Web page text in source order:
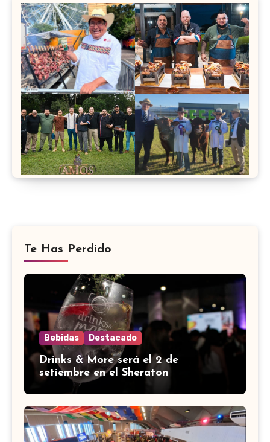
Te Has Perdido
Bebidas Destacado
Drinks & More será el 2 de
setiembre en el Sheraton